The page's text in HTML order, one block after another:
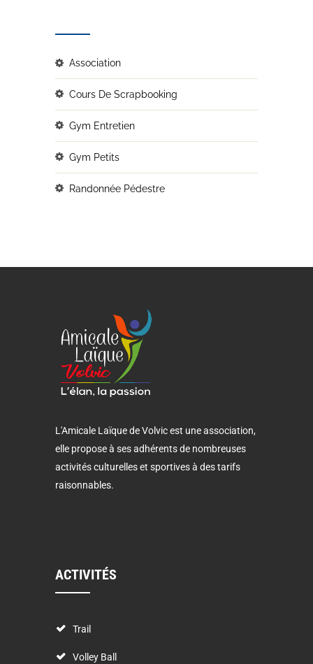
Association
Cours De Scrapbooking
Gym Entretien
Gym Petits
Randonnée Pédestre
L'Amicale Laïque de Volvic est une association,
elle propose à ses adhérents de nombreuses
activités culturelles et sportives à des tarifs
raisonnables.
ACTIVITÉS
Trail
Volley Ball